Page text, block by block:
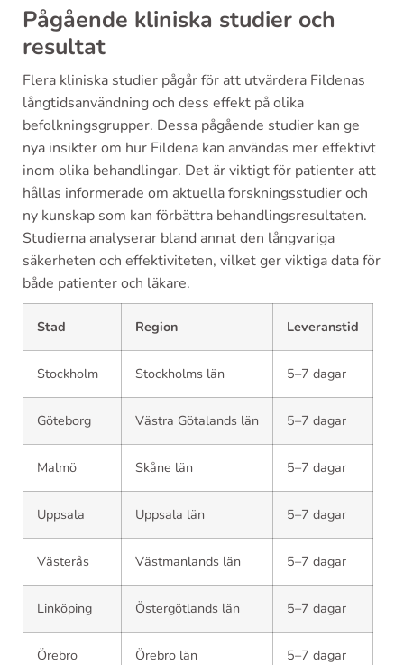
Pågående kliniska studier och
resultat
Flera kliniska studier pågår för att utvärdera Fildenas
långtidsanvändning och dess effekt på olika
befolkningsgrupper. Dessa pågående studier kan ge
nya insikter om hur Fildena kan användas mer effektivt
inom olika behandlingar. Det är viktigt för patienter att
hållas informerade om aktuella forskningsstudier och
ny kunskap som kan förbättra behandlingsresultaten.
Studierna analyserar bland annat den långvariga
säkerheten och effektiviteten, vilket ger viktiga data för
både patienter och läkare.
Stad Region Leveranstid
Stockholm Stockholms län 5–7 dagar
Göteborg Västra Götalands län 5–7 dagar
Malmö Skåne län 5–7 dagar
Uppsala Uppsala län 5–7 dagar
Västerås Västmanlands län 5–7 dagar
Linköping Östergötlands län 5–7 dagar
Örebro Örebro län 5–7 dagar